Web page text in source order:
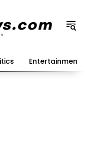
Entertainment